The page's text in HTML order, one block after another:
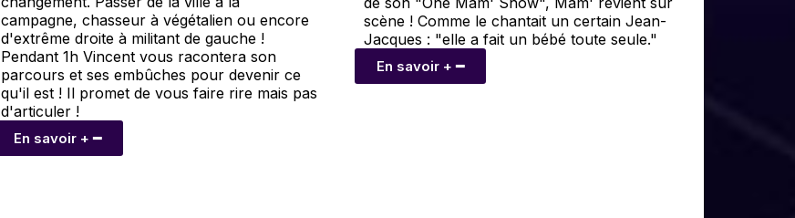
campagne, chasseur à végétalien ou encore
d'extrême droite à militant de gauche !
Pendant 1h Vincent vous racontera son
parcours et ses embûches pour devenir ce
qu'il est ! Il promet de vous faire rire mais pas
d'articuler !
En savoir + ━
scène ! Comme le chantait un certain Jean-
Jacques : "elle a fait un bébé toute seule."
En savoir + ━